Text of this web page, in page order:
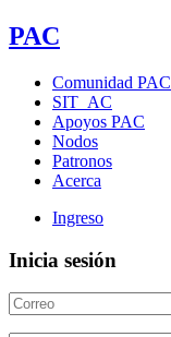
PAC
Comunidad PAC
SIT_AC
Apoyos PAC
Nodos
Patronos
Acerca
Ingreso
Inicia sesión